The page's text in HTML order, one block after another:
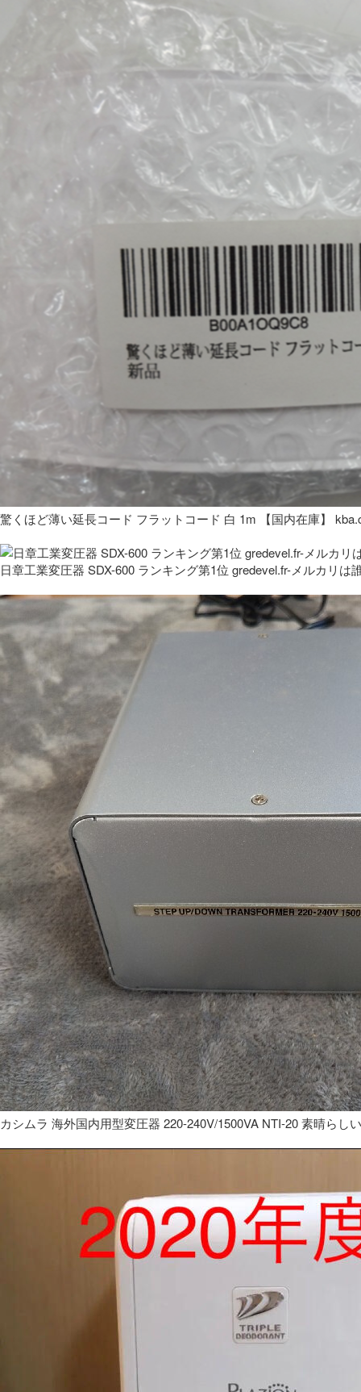
驚くほど薄い延長コード フラットコード 白 1m 【国内在庫】
日章工業変圧器 SDX-600 ランキング第1位 gredevel.fr-メルカリは
カシムラ 海外国内用型変圧器 220-240V/1500VA NTI-20 素晴らし